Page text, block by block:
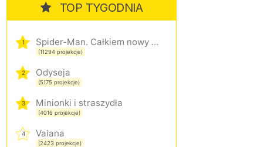
TOP TYGODNIA
1 Spider-Man. Całkiem nowy dzień
(11294 projekcje)
2 Odyseja
(5175 projekcje)
3 Minionki i straszydła
(4016 projekcje)
4 Vaiana
(2423 projekcje)